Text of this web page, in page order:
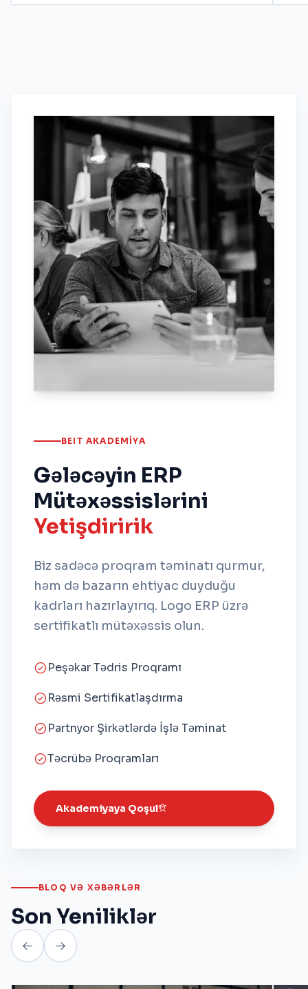
BEIT AKADEMIYA
Gələcəyin ERP
Mütəxəssislərini
Yetişdiririk
Biz sadəcə proqram təminatı qurmur,
həm də bazarın ehtiyac duyduğu
kadrları hazırlayırıq. Logo ERP üzrə
sertifikatlı mütəxəssis olun.
Peşəkar Tədris Proqramı
Rəsmi Sertifikatlaşdırma
Partnyor Şirkətlərdə İşlə Təminat
Təcrübə Proqramları
Akademiyaya Qoşul
BLOQ VƏ XƏBƏRLƏR
Son Yeniliklər